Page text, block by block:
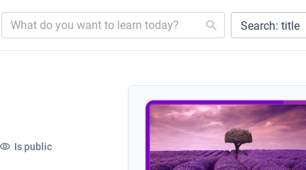
Search: title
Is public